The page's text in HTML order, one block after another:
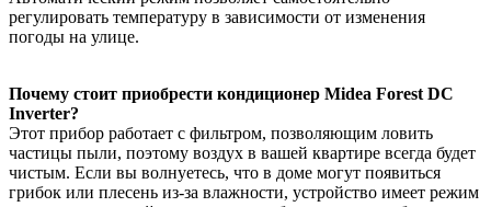
регулировать температуру в зависимости от изменения
погоды на улице.
Почему стоит приобрести кондиционер Midea Forest DC
Inverter?
Этот прибор работает с фильтром, позволяющим ловить
частицы пыли, поэтому воздух в вашей квартире всегда будет
чистым. Если вы волнуетесь, что в доме могут появиться
грибок или плесень из-за влажности, устройство имеет режим